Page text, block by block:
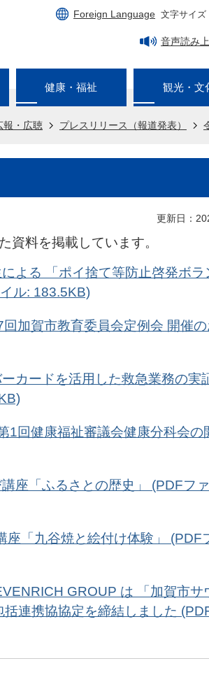
Foreign Language 文字サイズ
音声読み
健康・福祉 観光・文
報・広聴 プレスリリース（報道発表）
更新日：
資料を掲載しています。
よる 「ポイ捨て等防止啓発ボラ
ル: 183.5KB)
加賀市教育委員会定例会 開催
カードを活用した救急業務の実
1回健康福祉審議会健康分科会の
座「ふるさとの歴史」 (PDFフ
座「九谷焼と絵付け体験」 (PDF
GROUP は 「加賀市サ
連携協協定を締結しました